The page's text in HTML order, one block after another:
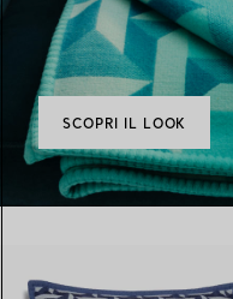
SCOPRI IL LOOK